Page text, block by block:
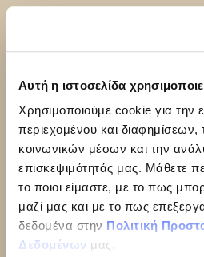
Αυτή η ιστοσελίδα
Χρησιμοποιούμε cookie για την
περιεχομένου και διαφημίσεων,
κοινωνικών μέσων και την
επισκεψιμότητάς μας. Μάθετε
το ποιοι είμαστε, με το πως
μαζί μας και με το πως
δεδομένα στην Πολιτική
Δεδομένων μας.